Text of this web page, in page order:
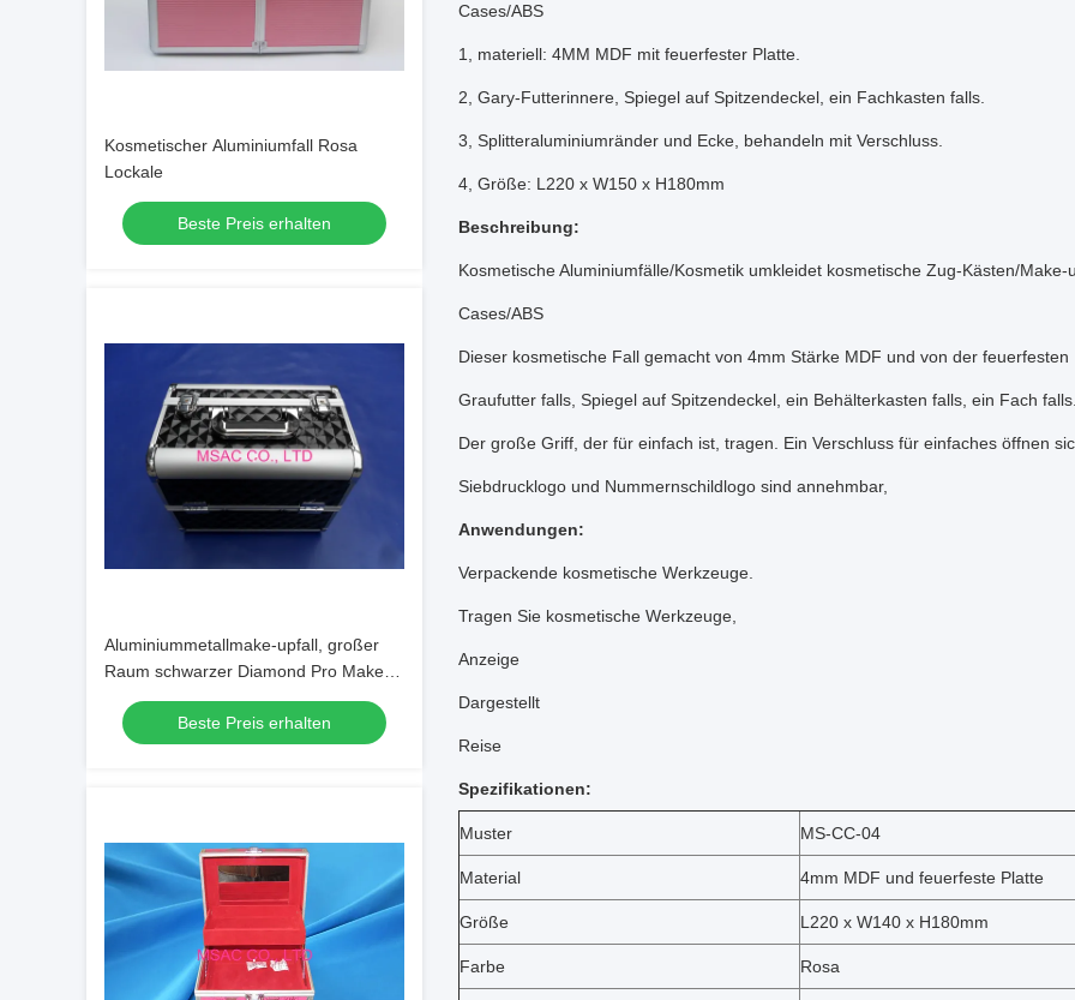
Kosmetischer Aluminiumfall Rosa
Lockale
Beste Preis erhalten
Aluminiummetallmake-upfall, großer
Raum schwarzer Diamond Pro Makeup
Case
Beste Preis erhalten
Cases/ABS
1, materiell: 4MM MDF mit feuerfester Platte.
2, Gary-Futterinnere, Spiegel auf Spitzendeckel, ein Fachkasten falls.
3, Splitteraluminiumränder und Ecke, behandeln mit Verschluss.
4, Größe: L220 x W150 x H180mm
Beschreibung:
Kosmetische Aluminiumfälle/Kosmetik umkleidet kosmetische Zug-Kästen/
Cases/ABS
Dieser kosmetische Fall gemacht von 4mm Stärke MDF und von der feuerfesten
Graufutter falls, Spiegel auf Spitzendeckel, ein Behälterkasten falls, ein Fach
Der große Griff, der für einfach ist, tragen. Ein Verschluss für einfaches öffnen
Siebdrucklogo und Nummernschildlogo sind annehmbar,
Anwendungen:
Verpackende kosmetische Werkzeuge.
Tragen Sie kosmetische Werkzeuge,
Anzeige
Dargestellt
Reise
Spezifikationen:
Muster MS-CC-04
Material 4mm MDF und feuerfeste Platte
Größe L220 x W140 x H180mm
Farbe Rosa